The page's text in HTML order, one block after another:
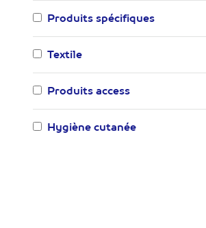
Produits spécifiques
Textile
Produits access
Hygiène cutanée